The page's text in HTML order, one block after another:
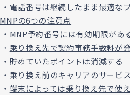
・ 電話番号は継続したまま最適な
MNPの6つの注意点
・ MNP予約番号には有効期限があ
・ 乗り換え先で契約事務手数料が
・ 貯めていたポイントは消滅する
・ 乗り換え前のキャリアのサービ
・ 端末によっては乗り換え先で使